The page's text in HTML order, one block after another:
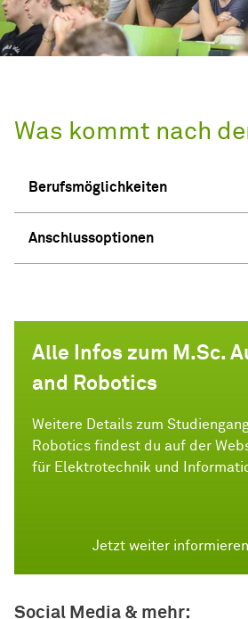
Was kommt nach
Berufsmöglichkeiten
Anschlussoptionen
Alle Infos zum M.Sc.
and Robotics
Weitere Details zum
Robotics findest du auf der
für Elektrotechnik und
Jetzt weiter
Social Media & mehr: